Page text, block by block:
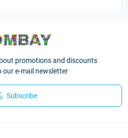
promotions and discounts
our e-mail newsletter
Subscribe